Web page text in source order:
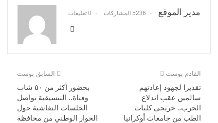
مدير الموقع 5236 المشاركات 0 تعليقات
السابق بوست
بحضور أكثر من ٥٠ شاب
وفتاة.. التنسيقية تواصل
الجلسات النقاشية حول
الحوار الوطني من محافظة
القادم بوست
تقديرا لجهود إعادتهم
سالمين عقب اندلاع
الحرب.. خريجي كليات
الطب من جامعات أوكرانيا